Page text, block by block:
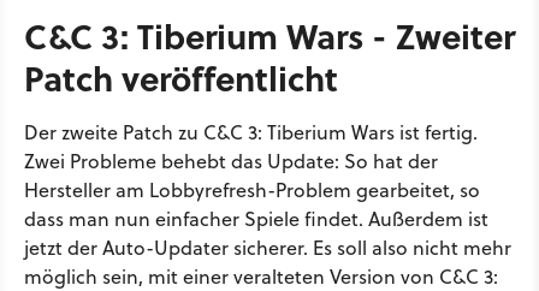
C&C 3: Tiberium Wars - Zweiter
Patch veröffentlicht
Der zweite Patch zu C&C 3: Tiberium Wars ist fertig.
Zwei Probleme behebt das Update: So hat der
Hersteller am Lobbyrefresh-Problem gearbeitet, so
dass man nun einfacher Spiele findet. Außerdem ist
jetzt der Auto-Updater sicherer. Es soll also nicht mehr
möglich sein, mit einer veralteten Version von C&C 3: